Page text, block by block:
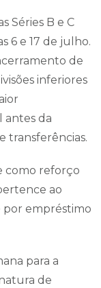
Séries B e C
6 e 17 de julho.
de
inferiores
antes da
transferências.
como reforço
ao
por empréstimo
para a
de